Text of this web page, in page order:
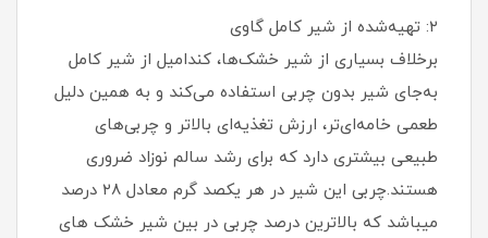
۲: تهیه‌شده از شیر کامل گاوی
برخلاف بسیاری از شیر خشک‌ها، کندامیل از شیر کامل
به‌جای شیر بدون چربی استفاده می‌کند و به همین دلیل
طعمی خامه‌ای‌تر، ارزش تغذیه‌ای بالاتر و چربی‌های
طبیعی بیشتری دارد که برای رشد سالم نوزاد ضروری
هستند.چربی این شیر در هر یکصد گرم معادل ۲۸ درصد
میباشد که بالاترین درصد چربی در بین شیر خشک های